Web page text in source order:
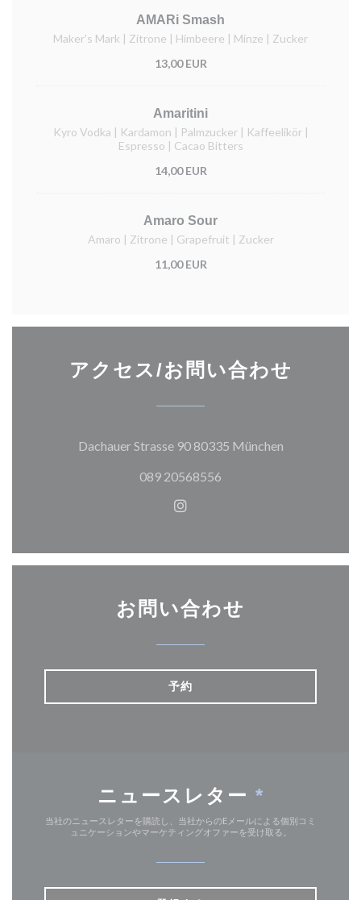
AMARi Smash
Maker's Mark | Zitrone | Himbeere | Minze | Zucker
13,00 EUR
Amaritini
Kyro Vodka | Kardamon | Palmzucker | Kaffeelikör |
Espresso | Cacao Bitters
14,00 EUR
Amaro Sour
Amaro | Zitrone | Grapefruit | Zucker
11,00 EUR
アクセス/お問い合わせ
Dachauer Strasse 90 80335 München((新しいウィ
089 20568556
Instagram ((新しいウィン
お問い合わせ
予約
ニュースレター *
当社のニュースレターを購読し、当社からのEメールによる個別コミ
ュニケーションやマーケティングオファーを受け取る。